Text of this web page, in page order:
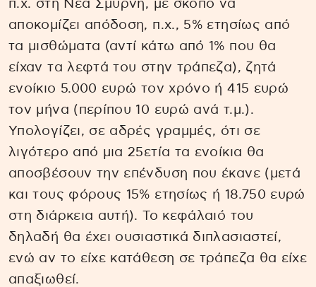
π.χ. στη Νέα Σμύρνη, με σκοπό να
αποκομίζει απόδοση, π.χ., 5% ετησίως από
τα μισθώματα (αντί κάτω από 1% που θα
είχαν τα λεφτά του στην τράπεζα), ζητά
ενοίκιο 5.000 ευρώ τον χρόνο ή 415 ευρώ
τον μήνα (περίπου 10 ευρώ ανά τ.μ.).
Υπολογίζει, σε αδρές γραμμές, ότι σε
λιγότερο από μια 25ετία τα ενοίκια θα
αποσβέσουν την επένδυση που έκανε (μετά
και τους φόρους 15% ετησίως ή 18.750 ευρώ
στη διάρκεια αυτή). Το κεφάλαιό του
δηλαδή θα έχει ουσιαστικά διπλασιαστεί,
ενώ αν το είχε κατάθεση σε τράπεζα θα είχε
απαξιωθεί.